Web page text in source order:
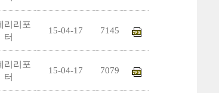
리리포
터
15-04-17 7145
리리포
터
15-04-17 7079